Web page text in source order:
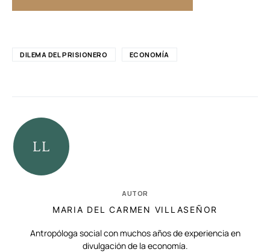
DILEMA DEL PRISIONERO ECONOMÍA
AUTOR
MARIA DEL CARMEN VILLASEÑOR
Antropóloga social con muchos años de experiencia en
divulgación de la economía.